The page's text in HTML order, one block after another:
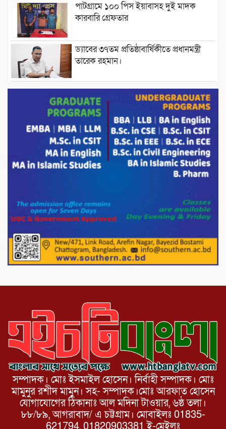
পাটগ্রামে ১০০ পিস ইয়াবাসহ দুই মাদক
কারবারি গ্রেফতার
ড্যাবের ৩৭তম প্রতিষ্ঠাবার্ষিকীতে প্রধানমন্ত্রী
তারেক রহমান।
চন্দনাইশের হাশিমপুর ৪ নং ওয়ার্ডে ৫’শতাধিক
হতদরিদ্র পরিবারের মাঝে খাদ্যসামগ্রী বিতরণ
করেন মনজুর মোরশেদ
পরিবেশ রক্ষায় পাটগ্রামে ইহসান ইয়ুথ
সার্কেলের বৃক্ষরোপণ
মিরপুর-১১ নম্বরে দুর্বৃত্তদের গুলিতে বিএনপি
পাটগ্রামে চিকিৎসা সেবায় বীর মুক্তিযোদ্ধা দবির
উদ্দিন ফাউন্ডেশন
পাটগ্রামের দহগ্রাম ইউনিয়নের প্রধান সড়ক
ভেঙ্গে যোগাযোগ বিছিন্ন
সম্পাদক। মোঃ ইসমাইল হোসেন। নির্বাহী সম্পাদক। মোঃ
মামুনুর রশীদ মামুন। সহ- সম্পাদক।মোঃ আরফাত হোসেন
যোগাযোগের ঠিকানাঃ আল মদিনা টাওয়ার, ৬ষ্ঠ তলা।
৮৮/৮৯, আগরাবাদ/ এ চট্টগ্রাম। মোবাইলঃ 01835-